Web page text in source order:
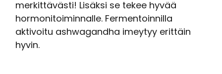
merkittävästi! Lisäksi se tekee hyvää
hormonitoiminnalle. Fermentoinnilla
aktivoitu ashwagandha imeytyy erittäin
hyvin.